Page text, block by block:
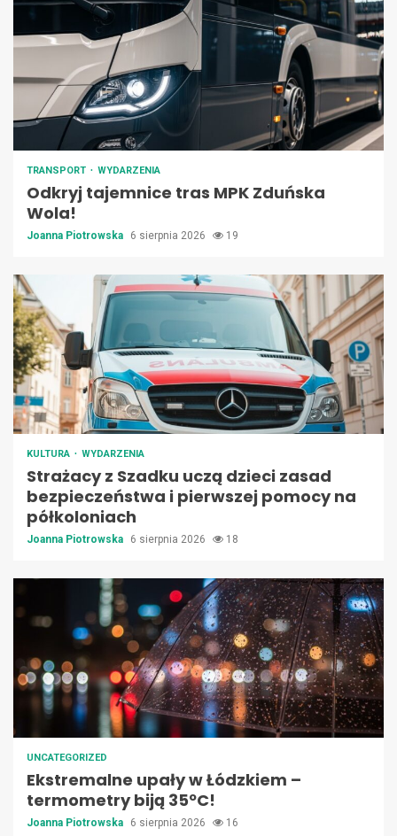
TRANSPORT WYDARZENIA
Odkryj tajemnice tras MPK Zduńska
Wola!
Joanna Piotrowska 6 sierpnia 2026 19
KULTURA WYDARZENIA
Strażacy z Szadku uczą dzieci zasad
bezpieczeństwa i pierwszej pomocy na
półkoloniach
Joanna Piotrowska 6 sierpnia 2026 18
UNCATEGORIZED
Ekstremalne upały w Łódzkiem –
termometry biją 35ºC!
Joanna Piotrowska 6 sierpnia 2026 16